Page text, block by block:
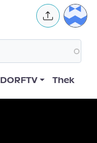
User
DORFTV Thek